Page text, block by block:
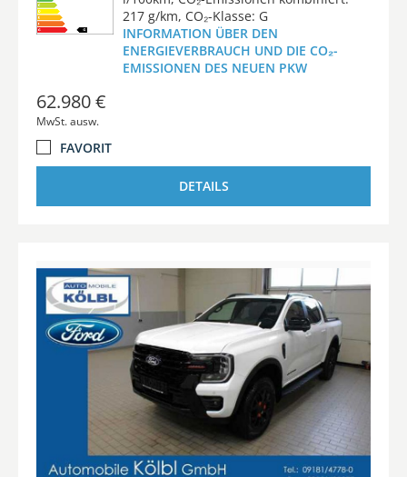
217 g/km, CO₂-Klasse: G
INFORMATION ÜBER DEN
ENERGIEVERBRAUCH UND DIE CO₂-
EMISSIONEN DES NEUEN PKW
62.980 €
MwSt. ausw.
FAVORIT
DETAILS